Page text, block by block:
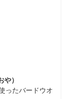
や）
ったバードウオ